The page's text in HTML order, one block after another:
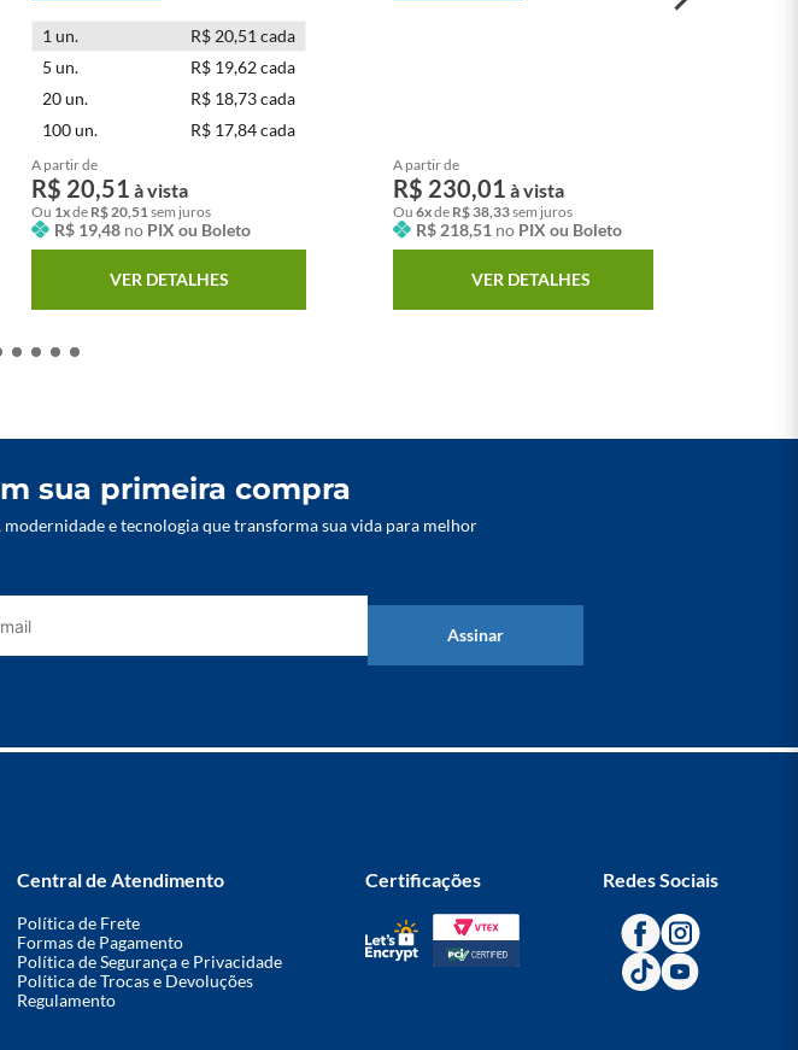
1 un.
R$ 20,51 cada
5 un.
R$ 19,62 cada
20un.
R$ 18,73 cada
100un. R$ 17,84 cada
A partir de
R$ 20,51 à vista
Ou 1xde R$20,51sem juros
R$ 19,48 no PIX ou Boleto
VER DETALHES
A partir de
R$ 230,01 à vista
Ou 6xde R$ 38,33sem juros
R$ 218,51 no PIX ou Boleto
VER DETALHES
sua primeira compra
e tecnologia que transforma sua vida para melhor
Assinar
Central de Atendimento
Política de Frete
Formas de Pagamento
Política de Segurança e Privacidade
Política de Trocas e Devoluções
Regulamento
Certificações Redes Sociais